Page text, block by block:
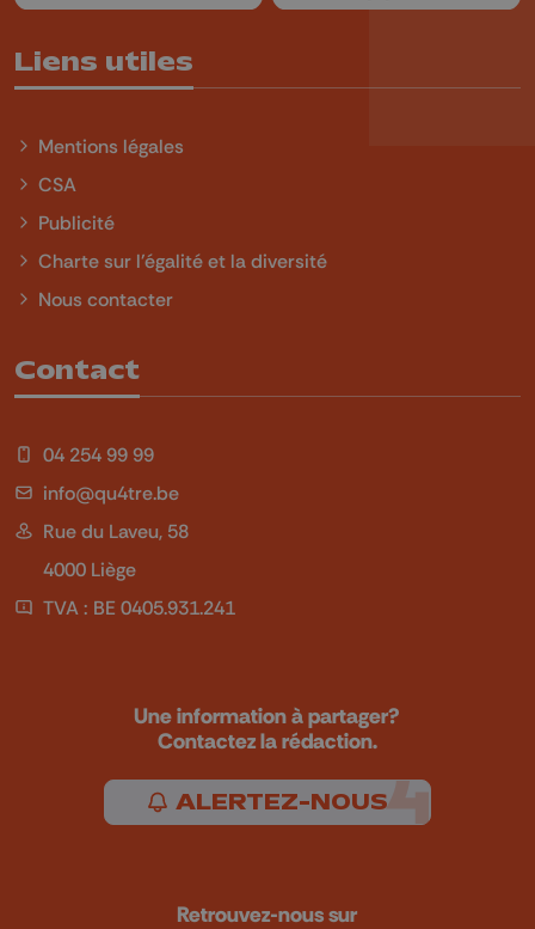
Liens utiles
Mentions légales
CSA
Publicité
Charte sur l'égalité et la diversité
Nous contacter
Contact
04 254 99 99
info@qu4tre.be
Rue du Laveu, 58
4000 Liège
TVA : BE 0405.931.241
Une information à partager?
Contactez la rédaction.
ALERTEZ-NOUS
Retrouvez-nous sur